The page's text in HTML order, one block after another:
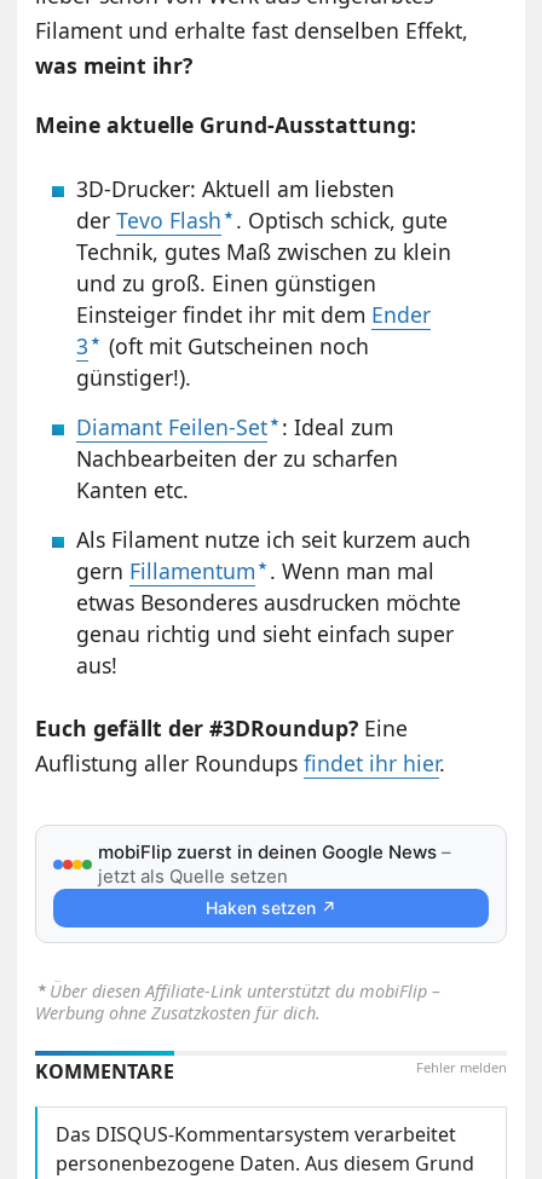
Filament und erhalte fast denselben Effekt,
was meint ihr?
Meine aktuelle Grund-Ausstattung:
3D-Drucker: Aktuell am liebsten
derTevo Flash . Optisch schick, gute
Technik, gutes Maß zwischen zu klein
und zu groß. Einen günstigen
Einsteiger findet ihr mit dem Ender
3
(oft mit Gutscheinen noch
günstiger!).
Diamant Feilen-Set : Ideal zum
Nachbearbeiten der zu scharfen
Kanten etc.
Als Filament nutze ich seit kurzem auch
gern Fillamentum . Wenn man mal
etwas Besonderes ausdrucken möchte
genau richtig und sieht einfach super
aus!
Euch gefällt der #3DRoundup? Eine
Auflistung aller Roundupsfindet ihr hier.
mobiFlip zuerst in deinen Google News –
jetzt als Quelle setzen
Haken setzen ↗
⋆ Über diesen Affiliate-Link unterstützt du mobiFlip –
Werbung ohne Zusatzkosten für dich.
Fehler melden
KOMMENTARE
Das DISQUS-Kommentarsystem verarbeitet
personenbezogene Daten. Aus diesem Grund